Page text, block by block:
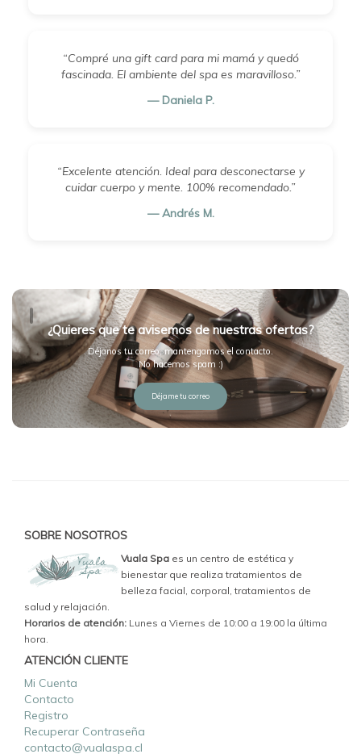
“Compré una gift card para mi mamá y quedó
fascinada. El ambiente del spa es maravilloso.”
— Daniela P.
“Excelente atención. Ideal para desconectarse y
cuidar cuerpo y mente. 100% recomendado.”
— Andrés M.
¿Quieres que te avisemos de nuestras ofertas?
Déjanos tu correo, mantengamos el contacto.
No hacemos spam :)
Déjame tu correo
SOBRE NOSOTROS
Vuala Spa es un centro de estética y
bienestar que realiza tratamientos de
belleza facial, corporal, tratamientos de
salud y relajación.
Horarios de atención: Lunes a Viernes de 10:00 a 19:00 la última
hora.
ATENCIÓN CLIENTE
Mi Cuenta
Contacto
Registro
Recuperar Contraseña
contacto@vualaspa.cl